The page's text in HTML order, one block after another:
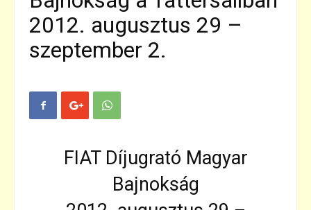
2012. augusztus 29 –
szeptember 2.
FIAT Díjugrató Magyar
Bajnokság